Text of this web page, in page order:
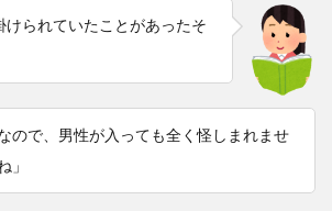
けられていたことがあったそ
なので、男性が入っても全く怪しまれませ
」